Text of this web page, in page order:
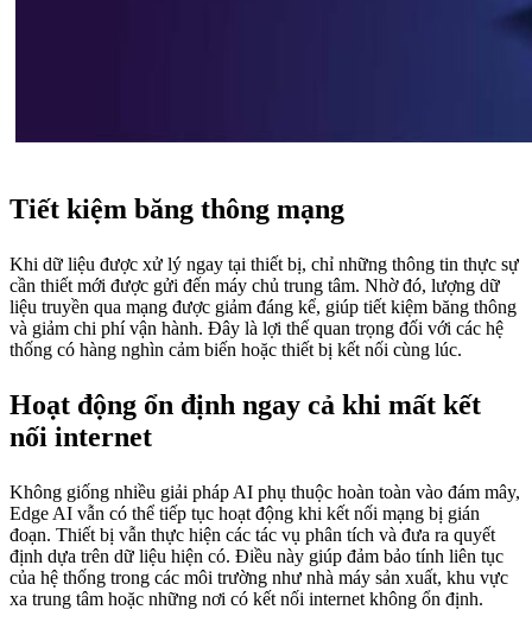
Tiết kiệm băng thông mạng
Khi dữ liệu được xử lý ngay tại thiết bị, chỉ những thông tin thực sự
cần thiết mới được gửi đến máy chủ trung tâm. Nhờ đó, lượng dữ
liệu truyền qua mạng được giảm đáng kể, giúp tiết kiệm băng thông
và giảm chi phí vận hành. Đây là lợi thế quan trọng đối với các hệ
thống có hàng nghìn cảm biến hoặc thiết bị kết nối cùng lúc.
Hoạt động ổn định ngay cả khi mất kết
nối internet
Không giống nhiều giải pháp AI phụ thuộc hoàn toàn vào đám mây,
Edge AI vẫn có thể tiếp tục hoạt động khi kết nối mạng bị gián
đoạn. Thiết bị vẫn thực hiện các tác vụ phân tích và đưa ra quyết
định dựa trên dữ liệu hiện có. Điều này giúp đảm bảo tính liên tục
của hệ thống trong các môi trường như nhà máy sản xuất, khu vực
xa trung tâm hoặc những nơi có kết nối internet không ổn định.